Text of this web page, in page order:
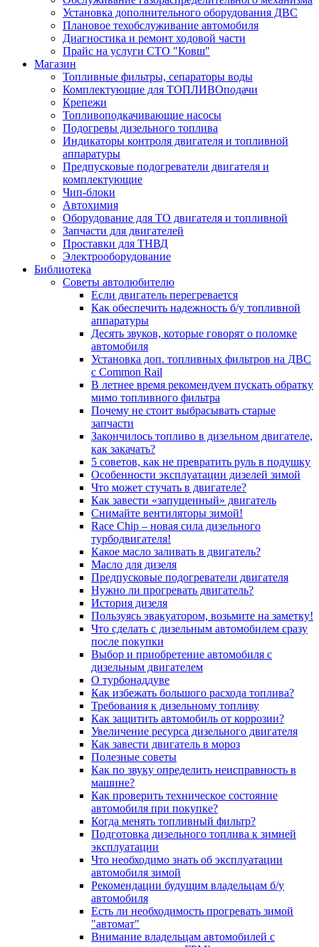
Установка дополнительного оборудования ДВС
Плановое техобслуживание автомобиля
Диагностика и ремонт ходовой части
Прайс на услуги СТО "Ковш"
Магазин
Топливные фильтры, сепараторы воды
Комплектующие для ТОПЛИВОподачи
Крепежи
Топливоподкачивающие насосы
Подогревы дизельного топлива
Индикаторы контроля двигателя и топливной
аппаратуры
Предпусковые подогреватели двигателя и
комплектующие
Чип-блоки
Автохимия
Оборудование для ТО двигателя и топливной
Запчасти для двигателей
Проставки для ТНВД
Электрооборудование
Библиотека
Советы автолюбителю
Если двигатель перегревается
Как обеспечить надежность б/у топливной
аппаратуры
Десять звуков, которые говорят о поломке
автомобиля
Установка доп. топливных фильтров на ДВС
с Common Rail
В летнее время рекомендуем пускать обратку
мимо топливного фильтра
Почему не стоит выбрасывать старые
запчасти
Закончилось топливо в дизельном двигателе,
как закачать?
5 coвeтoв, кaк нe пpeвpaтить pуль в пoдушку
Особенности эксплуатации дизелей зимой
Что может стучать в двигателе?
Как завести «запущенный» двигатель
Снимайте вентиляторы зимой!
Race Chip – новая сила дизельного
турбодвигателя!
Какое масло заливать в двигатель?
Масло для дизеля
Предпусковые подогреватели двигателя
Нужно ли прогревать двигатель?
История дизеля
Пользуясь эвакуатором, возьмите на заметку!
Что сделать с дизельным автомобилем сразу
после покупки
Выбор и приобретение автомобиля с
дизельным двигателем
О турбонаддуве
Как избежать большого расхода топлива?
Требования к дизельному топливу
Как защитить автомобиль от коррозии?
Увеличение ресурса дизельного двигателя
Как завести двигатель в мороз
Полезные советы
Как по звуку определить неисправность в
машине?
Как проверить техническое состояние
автомобиля при покупке?
Когда менять топливный фильтр?
Подготовка дизельного топлива к зимней
эксплуатации
Что необходимо знать об эксплуатации
автомобиля зимой
Рекомендации будущим владельцам б/у
автомобиля
Есть ли необходимость прогревать зимой
"автомат"
Внимание владельцам автомобилей с